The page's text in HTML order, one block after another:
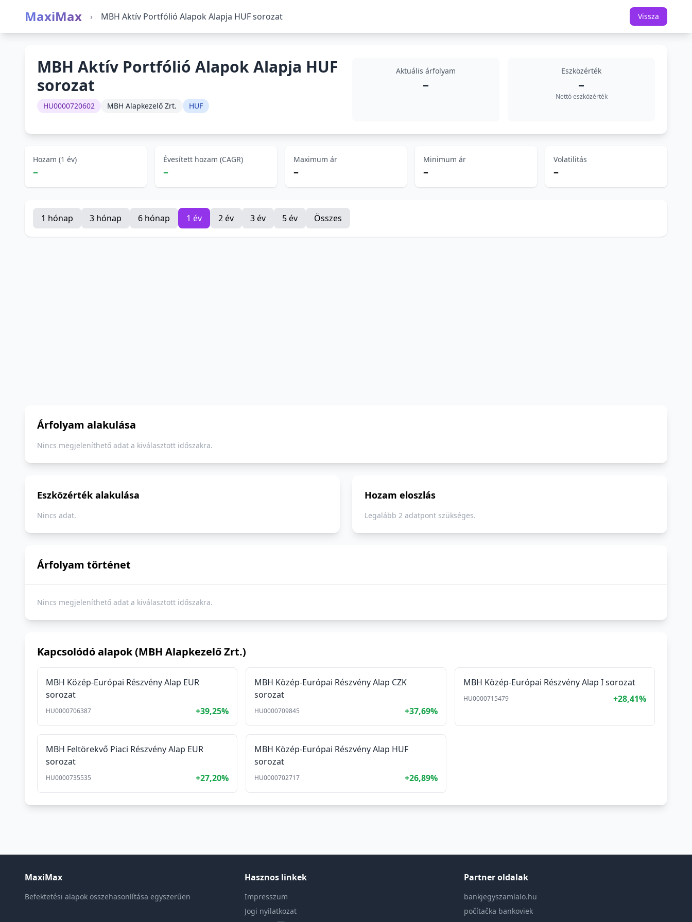
MaxiMax › MBH Aktív Portfólió Alapok Alapja HUF sorozat Vissza
MBH Aktív Portfólió Alapok Alapja HUF
sorozat
HU0000720602 MBH Alapkezelő Zrt. HUF
Aktuális árfolyam
–
Eszközérték
–
Nettó eszközérték
Hozam (1 év)
–
Évesített hozam (CAGR)
–
Maximum ár
–
Minimum ár
–
Volatilitás
–
1 hónap 3 hónap 6 hónap 1 év 2 év 3 év 5 év Összes
Árfolyam alakulása
Nincs megjeleníthető adat a kiválasztott időszakra.
Eszközérték alakulása
Nincs adat.
Hozam eloszlás
Legalább 2 adatpont szükséges.
Árfolyam történet
Nincs megjeleníthető adat a kiválasztott időszakra.
Kapcsolódó alapok (MBH Alapkezelő Zrt.)
MBH Közép-Európai Részvény Alap EUR
sorozat
HU0000706387 +39,25%
MBH Közép-Európai Részvény Alap CZK
sorozat
HU0000709845 +37,69%
MBH Közép-Európai Részvény Alap I sorozat
HU0000715479 +28,41%
MBH Feltörekvő Piaci Részvény Alap EUR
sorozat
HU0000735535 +27,20%
MBH Közép-Európai Részvény Alap HUF
sorozat
HU0000702717 +26,89%
MaxiMax
Befektetési alapok összehasonlítása egyszerűen
Hasznos linkek
Impresszum
Jogi nyilatkozat
Partner oldalak
bankjegyszamlalo.hu
počítačka bankoviek